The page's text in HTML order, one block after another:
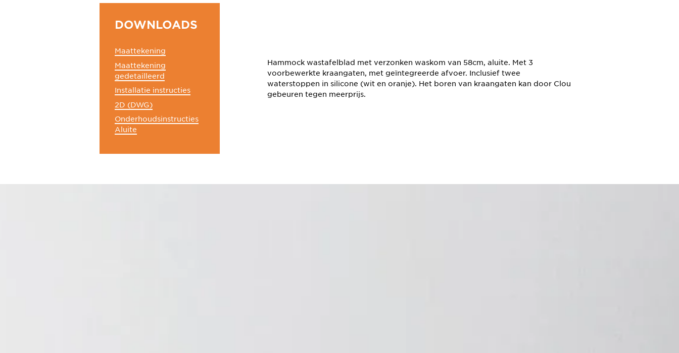
DOWNLOADS
Maattekening
Maattekening
gedetailleerd
Installatie instructies
2D (DWG)
Onderhoudsinstructies
Aluite
Hammock wastafelblad met verzonken waskom van 58cm, aluite. Met 3
voorbewerkte kraangaten, met geïntegreerde afvoer. Inclusief twee
waterstoppen in silicone (wit en oranje). Het boren van kraangaten kan door Clou
gebeuren tegen meerprijs.